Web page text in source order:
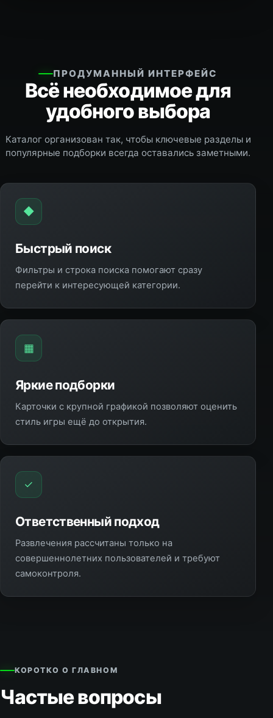
ПРОДУМАННЫЙ ИНТЕРФЕЙС
Всё необходимое для
удобного выбора
Каталог организован так, чтобы ключевые разделы и
популярные подборки всегда оставались заметными.
◆
Быстрый поиск
Фильтры и строка поиска помогают сразу
перейти к интересующей категории.
▦
Яркие подборки
Карточки с крупной графикой позволяют оценить
стиль игры ещё до открытия.
✓
Ответственный подход
Развлечения рассчитаны только на
совершеннолетних пользователей и требуют
самоконтроля.
КОРОТКО О ГЛАВНОМ
Частые вопросы